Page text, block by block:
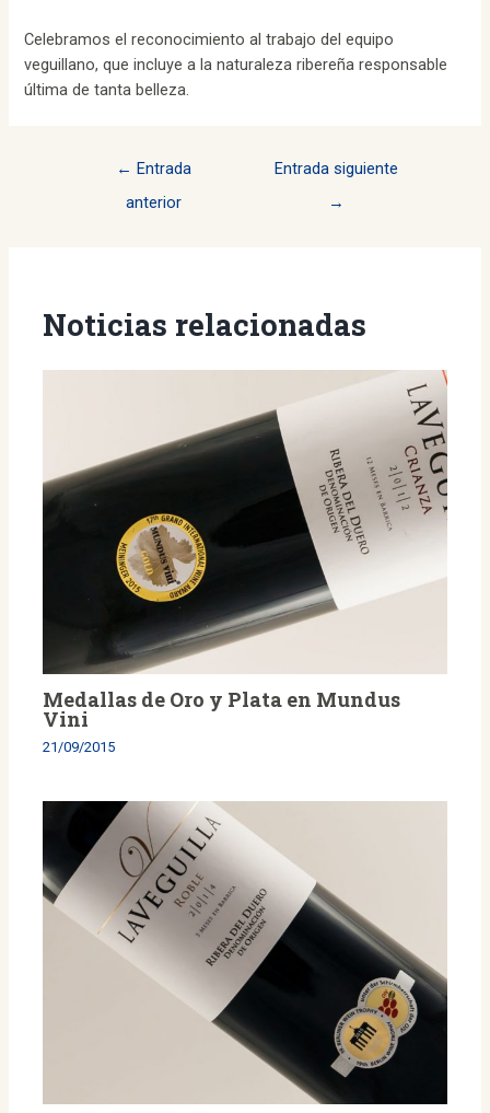
Celebramos el reconocimiento al trabajo del equipo
veguillano, que incluye a la naturaleza ribereña responsable
última de tanta belleza.
Navegación
← Entrada
anterior
Entrada siguiente
→
Noticias relacionadas
Medallas de Oro y Plata en Mundus
Vini
21/09/2015